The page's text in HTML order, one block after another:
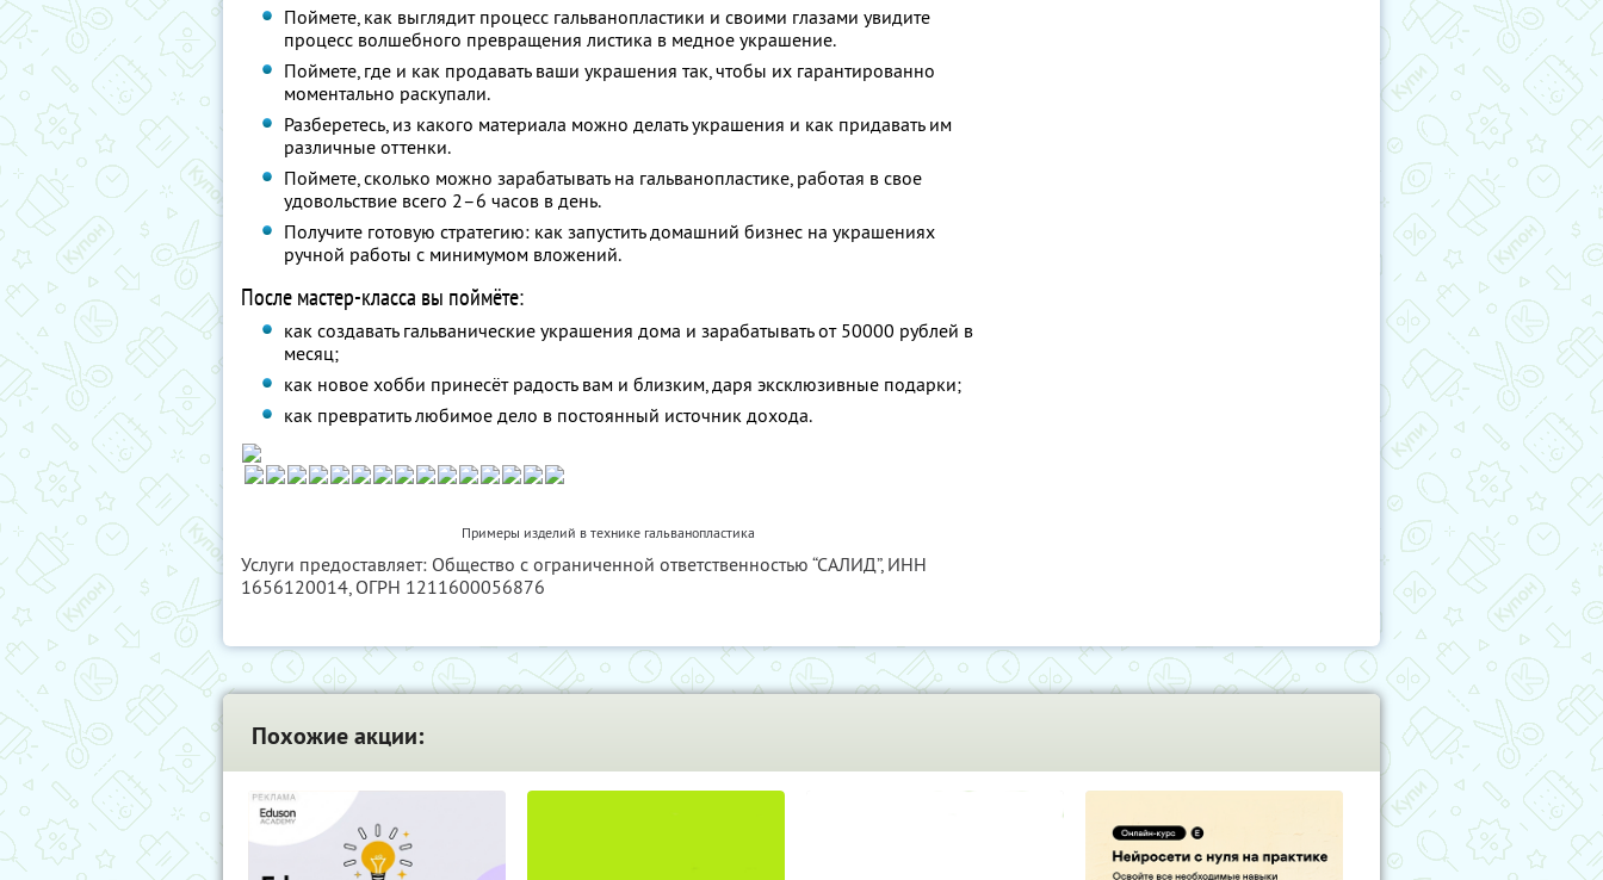
Поймете, как выглядит процесс гальванопластики и своими глазами увидите
процесс волшебного превращения листика в медное украшение.
Поймете, где и как продавать ваши украшения так, чтобы их гарантированно
моментально раскупали.
Разберетесь, из какого материала можно делать украшения и как придавать им
различные оттенки.
Поймете, сколько можно зарабатывать на гальванопластике, работая в свое
удовольствие всего 2–6 часов в день.
Получите готовую стратегию: как запустить домашний бизнес на украшениях
ручной работы с минимумом вложений.
После мастер-класса вы поймёте:
как создавать гальванические украшения дома и зарабатывать от 50000 рублей в
месяц;
как новое хобби принесёт радость вам и близким, даря эксклюзивные подарки;
как превратить любимое дело в постоянный источник дохода.
Примеры изделий в технике гальванопластика
Услуги предоставляет: Общество с ограниченной ответственностью “САЛИД”, ИНН
1656120014, ОГРН 1211600056876
Похожие акции: